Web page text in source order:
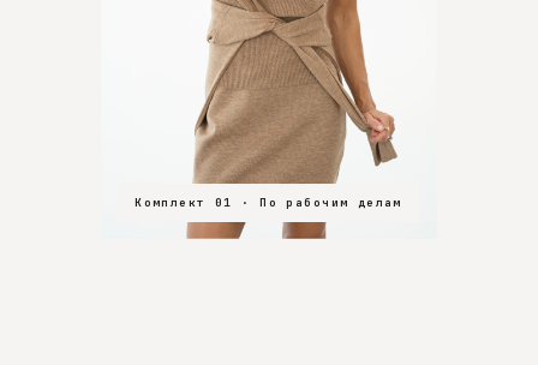
Комплект 01 · По рабочим делам
Комплект 02 · В зал
Комплект 03 · На особенный вечер